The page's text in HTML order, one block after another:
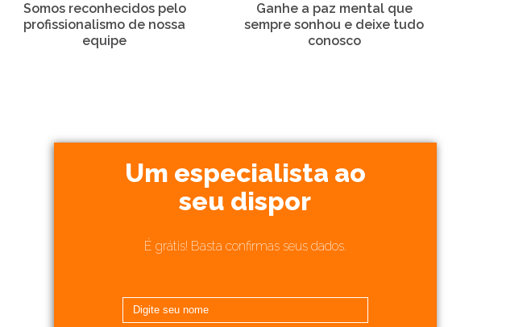
Somos reconhecidos pelo
profissionalismo de nossa
equipe
Ganhe a paz mental que
sempre sonhou e deixe tudo
conosco
Um especialista ao
seu dispor
É grátis! Basta confirmas seus dados.